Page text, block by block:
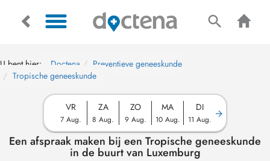
U bent hier: Doctena
Preventieve geneeskunde
Tropische geneeskunde
VR
7 Aug.
ZA
8 Aug.
ZO
9 Aug.
MA
10 Aug.
DI
11 Aug.
Een afspraak maken bij een Tropische geneeskunde
in de buurt van Luxemburg